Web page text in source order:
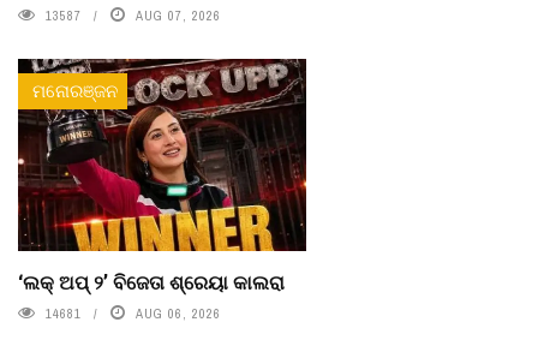
13587 AUG 07, 2026
ମନୋରଞ୍ଜନ
‘ଲକ୍ ଅପ୍ ୨’ ବିଜେତା ଶ୍ରେୟା କାଲରା
14681 AUG 06, 2026